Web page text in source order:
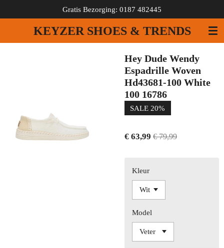
direct
de
KEYZER SHOES & TRENDS
Gratis Bezorging: 0187 482445
Hey Dude Wendy
Espadrille Woven
Hd43681-100 White
100 16786
SALE 20%
€ 63,99 € 79,99
Kleur
Model